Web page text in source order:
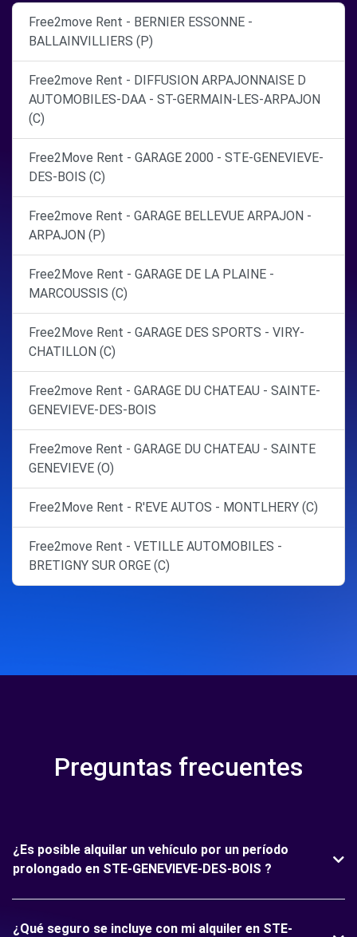
Free2move Rent - BERNIER ESSONNE -
BALLAINVILLIERS (P)
Free2move Rent - DIFFUSION ARPAJONNAISE D
AUTOMOBILES-DAA - ST-GERMAIN-LES-ARPAJON
(C)
Free2Move Rent - GARAGE 2000 - STE-GENEVIEVE-
DES-BOIS (C)
Free2move Rent - GARAGE BELLEVUE ARPAJON -
ARPAJON (P)
Free2Move Rent - GARAGE DE LA PLAINE -
MARCOUSSIS (C)
Free2Move Rent - GARAGE DES SPORTS - VIRY-
CHATILLON (C)
Free2move Rent - GARAGE DU CHATEAU - SAINTE-
GENEVIEVE-DES-BOIS
Free2move Rent - GARAGE DU CHATEAU - SAINTE
GENEVIEVE (O)
Free2Move Rent - R'EVE AUTOS - MONTLHERY (C)
Free2move Rent - VETILLE AUTOMOBILES -
BRETIGNY SUR ORGE (C)
Preguntas frecuentes
¿Es posible alquilar un vehículo por un período
prolongado en STE-GENEVIEVE-DES-BOIS ?
¿Qué seguro se incluye con mi alquiler en STE-